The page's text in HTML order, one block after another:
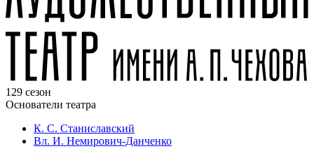
129 сезон
Основатели театра
К. С. Станиславский
Вл. И. Немирович-Данченко